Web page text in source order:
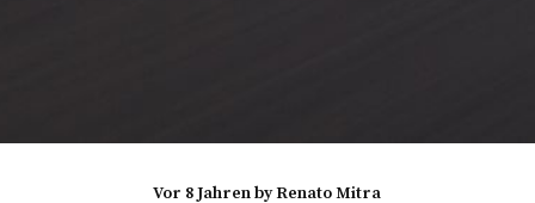
vor 8 JahrenbyRenato Mitra